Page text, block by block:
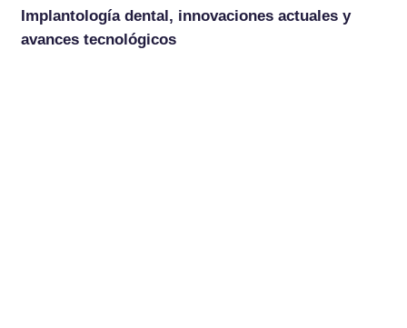
Implantología dental, innovaciones actuales y
avances tecnológicos